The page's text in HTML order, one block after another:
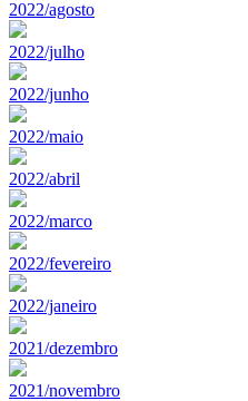
2022/agosto
2022/julho
2022/junho
2022/maio
2022/abril
2022/marco
2022/fevereiro
2022/janeiro
2021/dezembro
2021/novembro